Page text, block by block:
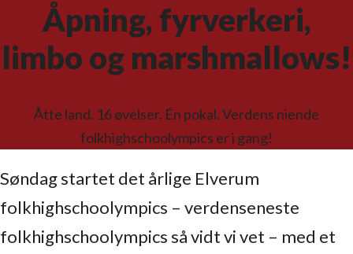
Åpning, fyrverkeri,
limbo og marshmallows!
Åtte land. 16 øvelser. Én pokal. Verdens niende
folkhighschoolympics er i gang!
Søndag startet det årlige Elverum
folkhighschoolympics – verdenseneste
folkhighschoolympics så vidt vi vet – med et